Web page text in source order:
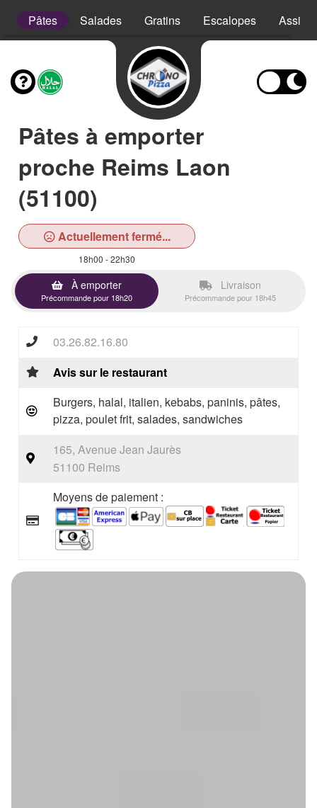
Pâtes Salades Gratins Escalopes
Pâtes à emporter
proche Reims Laon
(51100)
Actuellement fermé...
18h00 - 22h30
À emporter
Précommande pour 18h20
Livraison
Précommande pour 18h45
03.26.82.16.80
Avis sur le restaurant
Burgers, halal, italien, kebabs, paninis, pâtes,
pizza, poulet frit, salades, sandwiches
165, Avenue Jean Jaurès
51100 Reims
Moyens de paiement :